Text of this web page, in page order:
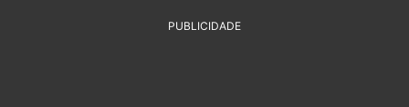
PUBLICIDADE